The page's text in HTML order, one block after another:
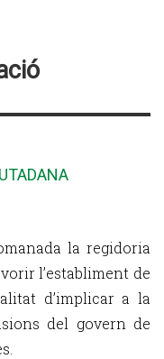
la regidoria
l’establiment de
d’implicar a la
del govern de